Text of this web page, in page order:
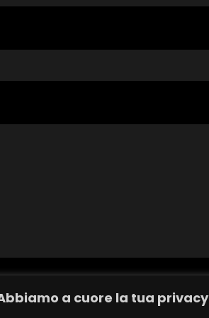
a cuore la tua privacy